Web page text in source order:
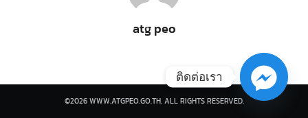
atg peo
©2026 WWW.ATGPEO.GO.TH. ALL RIGHTS RESERVED.
ติดต่อเรา